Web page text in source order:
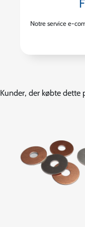
Notre service e-
Kunder, der købte dette